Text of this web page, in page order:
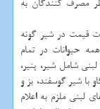
قیمت در شیر گونه
حیوانات در تمام
شامل شیر، پنیر،
با شیر گوسفند، بز و
لبنی ملزم به اعلام